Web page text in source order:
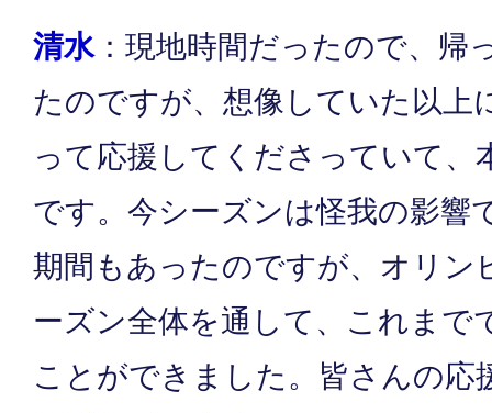
清水：現地時間だったので、帰
たのですが、想像していた以上
って応援してくださっていて、
です。今シーズンは怪我の影響
期間もあったのですが、オリン
ーズン全体を通して、これまで
ことができました。皆さんの応